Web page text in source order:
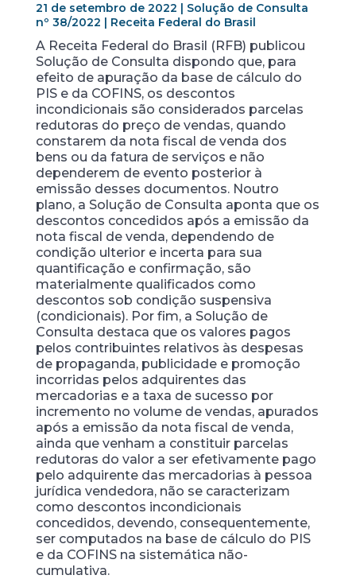
21 de setembro de 2022 | Solução de Consulta
nº 38/2022 | Receita Federal do Brasil
A Receita Federal do Brasil (RFB) publicou
Solução de Consulta dispondo que, para
efeito de apuração da base de cálculo do
PIS e da COFINS, os descontos
incondicionais são considerados parcelas
redutoras do preço de vendas, quando
constarem da nota fiscal de venda dos
bens ou da fatura de serviços e não
dependerem de evento posterior à
emissão desses documentos. Noutro
plano, a Solução de Consulta aponta que os
descontos concedidos após a emissão da
nota fiscal de venda, dependendo de
condição ulterior e incerta para sua
quantificação e confirmação, são
materialmente qualificados como
descontos sob condição suspensiva
(condicionais). Por fim, a Solução de
Consulta destaca que os valores pagos
pelos contribuintes relativos às despesas
de propaganda, publicidade e promoção
incorridas pelos adquirentes das
mercadorias e a taxa de sucesso por
incremento no volume de vendas, apurados
após a emissão da nota fiscal de venda,
ainda que venham a constituir parcelas
redutoras do valor a ser efetivamente pago
pelo adquirente das mercadorias à pessoa
jurídica vendedora, não se caracterizam
como descontos incondicionais
concedidos, devendo, consequentemente,
ser computados na base de cálculo do PIS
e da COFINS na sistemática não-
cumulativa.